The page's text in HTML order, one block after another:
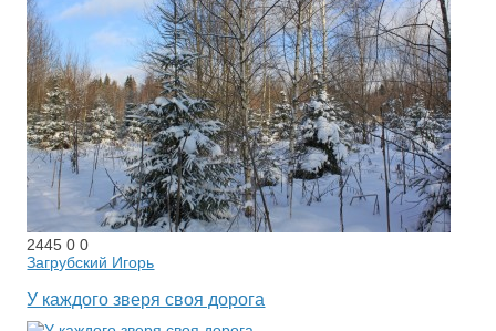
244500
Загрубский Игорь
У каждого зверя своя дорога